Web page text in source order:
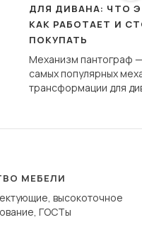
ДЛЯ ДИВАНА: ЧТО
КАК РАБОТАЕТ И
ПОКУПАТЬ
Механизм пантограф
самых популярных
трансформации для
сиденье не
дугообразной
МЕБЕЛИ
высокоточное
ГОСТы